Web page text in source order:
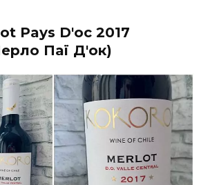
Pays D'oc 2017
Паї Д'ок)